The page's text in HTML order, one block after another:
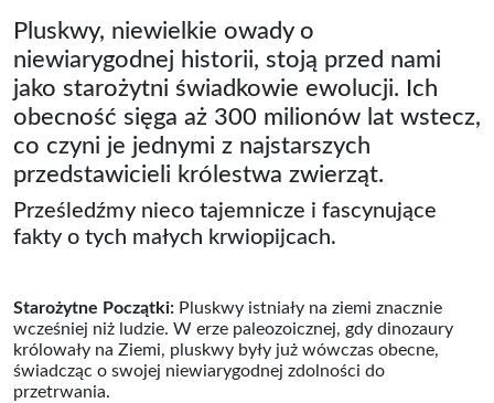
Pluskwy, niewielkie owady o
niewiarygodnej historii, stoją przed nami
jako starożytni świadkowie ewolucji. Ich
obecność sięga aż 300 milionów lat wstecz,
co czyni je jednymi z najstarszych
przedstawicieli królestwa zwierząt.
Prześledźmy nieco tajemnicze i fascynujące
fakty o tych małych krwiopijcach.
Starożytne Początki: Pluskwy istniały na ziemi znacznie
wcześniej niż ludzie. W erze paleozoicznej, gdy dinozaury
królowały na Ziemi, pluskwy były już wówczas obecne,
świadcząc o swojej niewiarygodnej zdolności do
przetrwania.